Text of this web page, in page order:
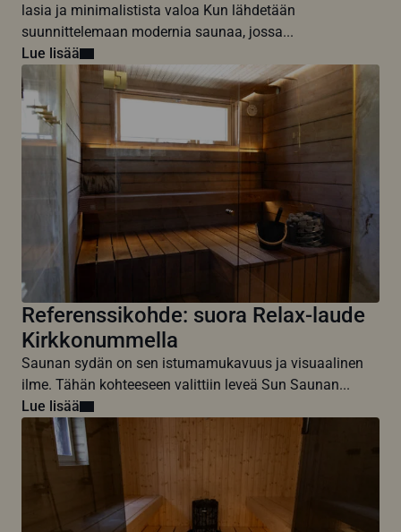
lasia ja minimalistista valoa Kun lähdetään
suunnittelemaan modernia saunaa, jossa...
Lue lisää
Referenssikohde: suora Relax-laude
Kirkkonummella
Saunan sydän on sen istumamukavuus ja visuaalinen
ilme. Tähän kohteeseen valittiin leveä Sun Saunan...
Lue lisää